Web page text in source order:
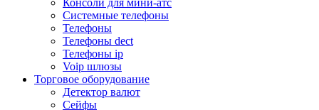
Охранно-пожарная сигнализация
Коннекторы и розетки
Инструмент и садовая техника
Электро и пневмоинструмент
Аксессуары для пневмоинструментов
Гайковерты пневматические
Системные телефоны
Телефоны
Телефоны dect
Телефоны ip
Voip шлюзы
Торговое оборудование
Детектор валют
Сейфы